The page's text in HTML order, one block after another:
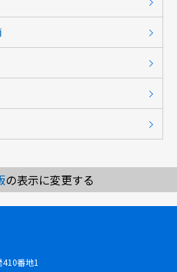
の表示に変更する
番地1